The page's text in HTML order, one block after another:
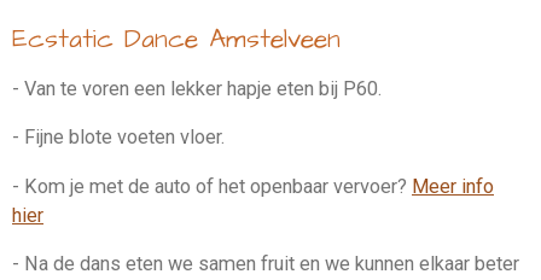
Ecstatic Dance Amstelveen
- Van te voren een lekker hapje eten bij P60.
- Fijne blote voeten vloer.
- Kom je met de auto of het openbaar vervoer? Meer info
hier
- Na de dans eten we samen fruit en we kunnen elkaar beter